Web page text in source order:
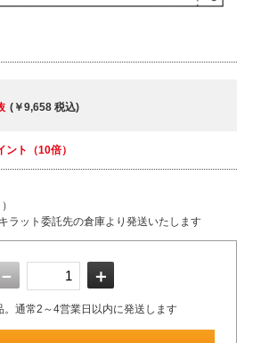
(￥9,658税込)
ント（10倍）
ラット委託先の倉庫より発送いたします
－ ＋
。通常2～4営業日以内に発送します